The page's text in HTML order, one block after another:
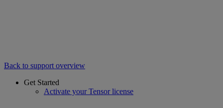
Back to support overview
Get Started
Activate your Tensor license